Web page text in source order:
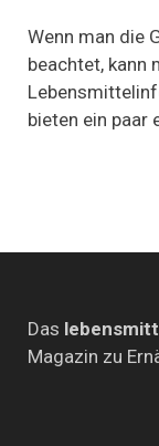
Wenn man die
beachtet, kann
bieten ein paar
Das
Magazin zu